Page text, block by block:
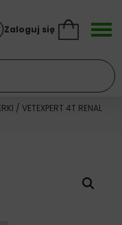
Zaloguj się
/ VETEXPERT 4T RENAL